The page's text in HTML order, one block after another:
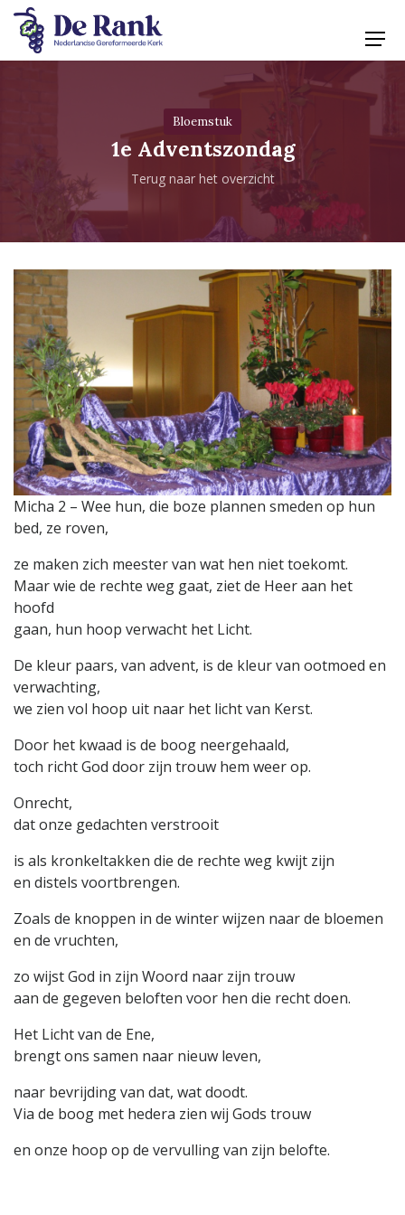
Bloemstuk
1e Adventszondag
Terug naar het overzicht
Micha 2 – Wee hun, die boze plannen smeden op hun
bed, ze roven,
ze maken zich meester van wat hen niet toekomt.
Maar wie de rechte weg gaat, ziet de Heer aan het
hoofd
gaan, hun hoop verwacht het Licht.
De kleur paars, van advent, is de kleur van ootmoed en
verwachting,
we zien vol hoop uit naar het licht van Kerst.
Door het kwaad is de boog neergehaald,
toch richt God door zijn trouw hem weer op.
Onrecht,
dat onze gedachten verstrooit
is als kronkeltakken die de rechte weg kwijt zijn
en distels voortbrengen.
Zoals de knoppen in de winter wijzen naar de bloemen
en de vruchten,
zo wijst God in zijn Woord naar zijn trouw
aan de gegeven beloften voor hen die recht doen.
Het Licht van de Ene,
brengt ons samen naar nieuw leven,
naar bevrijding van dat, wat doodt.
Via de boog met hedera zien wij Gods trouw
en onze hoop op de vervulling van zijn belofte.